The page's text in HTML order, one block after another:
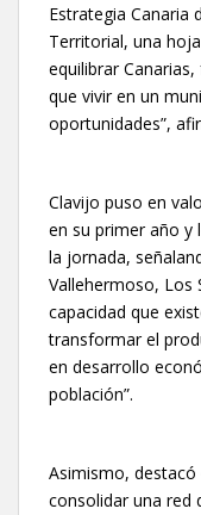
Estrategia Canaria
Territorial, una
equilibrar
que vivir en un
oportunidades”,
Clavijo puso en
en su primer año y
la jornada,
Vallehermoso, Los
capacidad que
transformar el
en desarrollo
población”.
Asimismo,
consolidar una red